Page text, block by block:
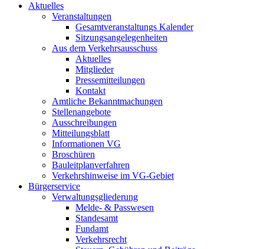
Aktuelles
Veranstaltungen
Gesamtveranstaltungs Kalender
Sitzungsangelegenheiten
Aus dem Verkehrsausschuss
Aktuelles
Mitglieder
Pressemitteilungen
Kontakt
Amtliche Bekanntmachungen
Stellenangebote
Ausschreibungen
Mitteilungsblatt
Informationen VG
Broschüren
Bauleitplanverfahren
Verkehrshinweise im VG-Gebiet
Bürgerservice
Verwaltungsgliederung
Melde- & Passwesen
Standesamt
Fundamt
Verkehrsrecht